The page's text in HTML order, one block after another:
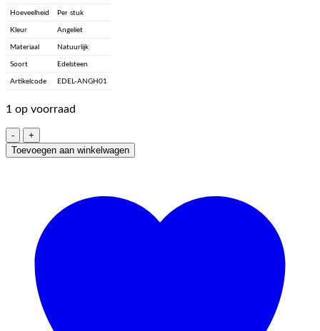
Hoeveelheid Per stuk
Kleur Angeliet
Materiaal Natuurlijk
Soort Edelsteen
Artikelcode EDEL-ANGH01
1 op voorraad
Angeliet
-
Hart
Toevoegen aan winkelwagen